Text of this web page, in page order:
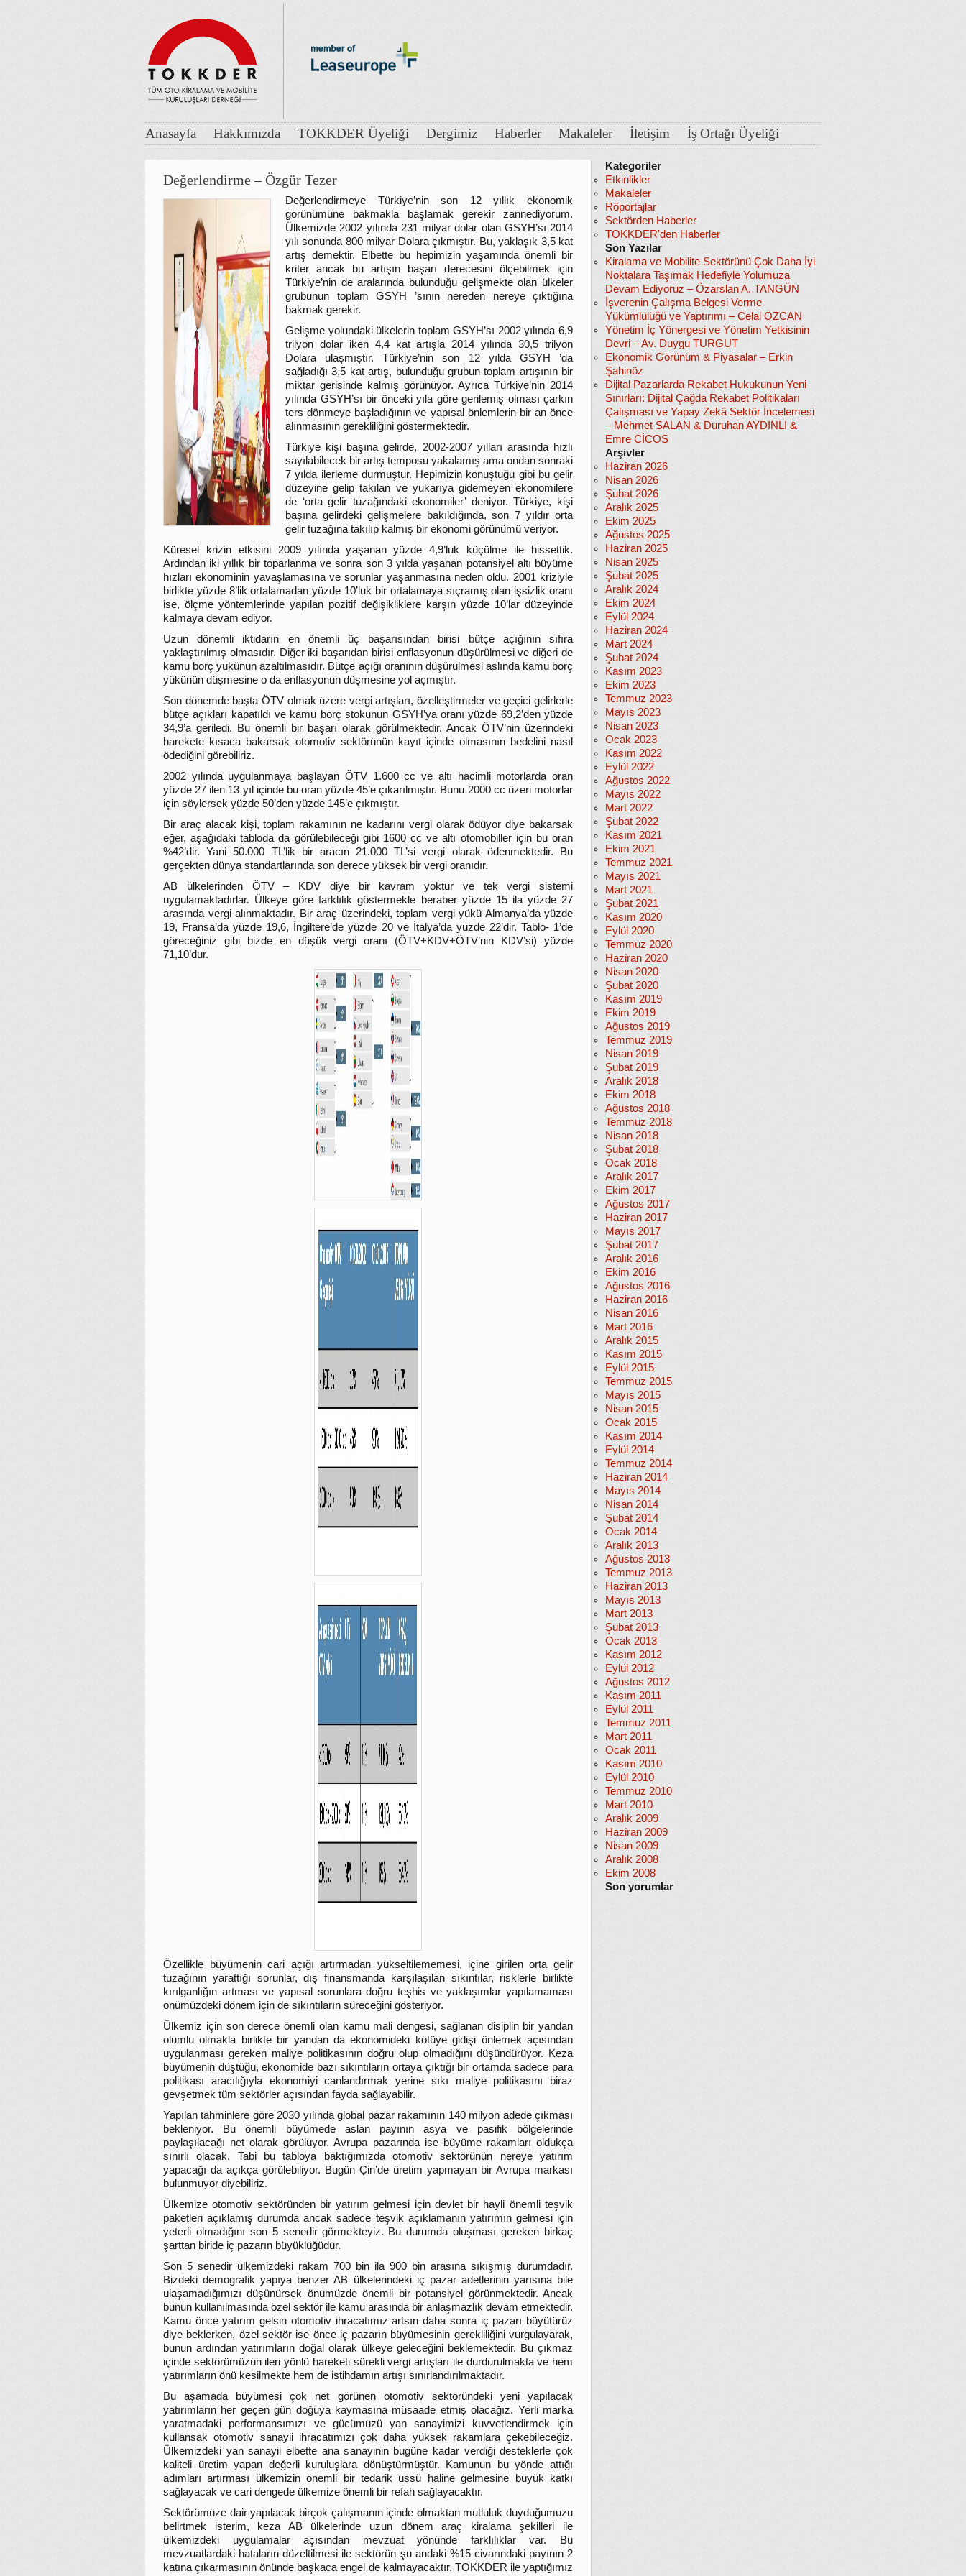
Anasayfa Hakkımızda TOKKDER Üyeliği Dergimiz Haberler Makaleler İletişim İş Ortağı Üyeliği
Değerlendirme – Özgür Tezer
Değerlendirmeye Türkiye’nin son 12 yıllık ekonomik
görünümüne bakmakla başlamak gerekir zannediyorum.
Ülkemizde 2002 yılında 231 milyar dolar olan GSYH’sı 2014
yılı sonunda 800 milyar Dolara çıkmıştır. Bu, yaklaşık 3,5 kat
artış demektir. Elbette bu hepimizin yaşamında önemli bir
kriter ancak bu artışın başarı derecesini ölçebilmek için
Türkiye’nin de aralarında bulunduğu gelişmekte olan ülkeler
grubunun toplam GSYH ’sının nereden nereye çıktığına
bakmak gerekir.
Gelişme yolundaki ülkelerin toplam GSYH’sı 2002 yılında 6,9
trilyon dolar iken 4,4 kat artışla 2014 yılında 30,5 trilyon
Dolara ulaşmıştır. Türkiye’nin son 12 yılda GSYH ’da
sağladığı 3,5 kat artış, bulunduğu grubun toplam artışının bir
miktar gerisinde kalmış görünüyor. Ayrıca Türkiye’nin 2014
yılında GSYH’sı bir önceki yıla göre gerilemiş olması çarkın
ters dönmeye başladığının ve yapısal önlemlerin bir an önce
alınmasının gerekliliğini göstermektedir.
Türkiye kişi başına gelirde, 2002-2007 yılları arasında hızlı
sayılabilecek bir artış temposu yakalamış ama ondan sonraki
7 yılda ilerleme durmuştur. Hepimizin konuştuğu gibi bu gelir
düzeyine gelip takılan ve yukarıya gidemeyen ekonomilere
de ‘orta gelir tuzağındaki ekonomiler’ deniyor. Türkiye, kişi
başına gelirdeki gelişmelere bakıldığında, son 7 yıldır orta
gelir tuzağına takılıp kalmış bir ekonomi görünümü veriyor.
Küresel krizin etkisini 2009 yılında yaşanan yüzde 4,9’luk küçülme ile hissettik.
Ardından iki yıllık bir toparlanma ve sonra son 3 yılda yaşanan potansiyel altı büyüme
hızları ekonominin yavaşlamasına ve sorunlar yaşanmasına neden oldu. 2001 kriziyle
birlikte yüzde 8’lik ortalamadan yüzde 10’luk bir ortalamaya sıçramış olan işsizlik oranı
ise, ölçme yöntemlerinde yapılan pozitif değişikliklere karşın yüzde 10’lar düzeyinde
kalmaya devam ediyor.
Uzun dönemli iktidarın en önemli üç başarısından birisi bütçe açığının sıfıra
yaklaştırılmış olmasıdır. Diğer iki başarıdan birisi enflasyonun düşürülmesi ve diğeri de
kamu borç yükünün azaltılmasıdır. Bütçe açığı oranının düşürülmesi aslında kamu borç
yükünün düşmesine o da enflasyonun düşmesine yol açmıştır.
Son dönemde başta ÖTV olmak üzere vergi artışları, özelleştirmeler ve geçici gelirlerle
bütçe açıkları kapatıldı ve kamu borç stokunun GSYH’ya oranı yüzde 69,2’den yüzde
34,9’a geriledi. Bu önemli bir başarı olarak görülmektedir. Ancak ÖTV’nin üzerindeki
harekete kısaca bakarsak otomotiv sektörünün kayıt içinde olmasının bedelini nasıl
ödediğini görebiliriz.
2002 yılında uygulanmaya başlayan ÖTV 1.600 cc ve altı hacimli motorlarda oran
yüzde 27 ilen 13 yıl içinde bu oran yüzde 45’e çıkarılmıştır. Bunu 2000 cc üzeri motorlar
için söylersek yüzde 50’den yüzde 145’e çıkmıştır.
Bir araç alacak kişi, toplam rakamının ne kadarını vergi olarak ödüyor diye bakarsak
eğer, aşağıdaki tabloda da görülebileceği gibi 1600 cc ve altı otomobiller için bu oran
%42’dir. Yani 50.000 TL’lik bir aracın 21.000 TL’si vergi olarak ödenmektedir. Bu
gerçekten dünya standartlarında son derece yüksek bir vergi oranıdır.
AB ülkelerinden ÖTV – KDV diye bir kavram yoktur ve tek vergi sistemi
uygulamaktadırlar. Ülkeye göre farklılık göstermekle beraber yüzde 15 ila yüzde 27
arasında vergi alınmaktadır. Bir araç üzerindeki, toplam vergi yükü Almanya’da yüzde
19, Fransa’da yüzde 19,6, İngiltere’de yüzde 20 ve İtalya’da yüzde 22’dir. Tablo- 1’de
göreceğiniz gibi bizde en düşük vergi oranı (ÖTV+KDV+ÖTV’nin KDV’si) yüzde
71,10’dur.
Özellikle büyümenin cari açığı artırmadan yükseltilememesi, içine girilen orta gelir
tuzağının yarattığı sorunlar, dış finansmanda karşılaşılan sıkıntılar, risklerle birlikte
kırılganlığın artması ve yapısal sorunlara doğru teşhis ve yaklaşımlar yapılamaması
önümüzdeki dönem için de sıkıntıların süreceğini gösteriyor.
Ülkemiz için son derece önemli olan kamu mali dengesi, sağlanan disiplin bir yandan
olumlu olmakla birlikte bir yandan da ekonomideki kötüye gidişi önlemek açısından
uygulanması gereken maliye politikasının doğru olup olmadığını düşündürüyor. Keza
büyümenin düştüğü, ekonomide bazı sıkıntıların ortaya çıktığı bir ortamda sadece para
politikası aracılığıyla ekonomiyi canlandırmak yerine sıkı maliye politikasını biraz
gevşetmek tüm sektörler açısından fayda sağlayabilir.
Yapılan tahminlere göre 2030 yılında global pazar rakamının 140 milyon adede çıkması
bekleniyor. Bu önemli büyümede aslan payının asya ve pasifik bölgelerinde
paylaşılacağı net olarak görülüyor. Avrupa pazarında ise büyüme rakamları oldukça
sınırlı olacak. Tabi bu tabloya baktığımızda otomotiv sektörünün nereye yatırım
yapacağı da açıkça görülebiliyor. Bugün Çin’de üretim yapmayan bir Avrupa markası
bulunmuyor diyebiliriz.
Ülkemize otomotiv sektöründen bir yatırım gelmesi için devlet bir hayli önemli teşvik
paketleri açıklamış durumda ancak sadece teşvik açıklamanın yatırımın gelmesi için
yeterli olmadığını son 5 senedir görmekteyiz. Bu durumda oluşması gereken birkaç
şarttan biride iç pazarın büyüklüğüdür.
Son 5 senedir ülkemizdeki rakam 700 bin ila 900 bin arasına sıkışmış durumdadır.
Bizdeki demografik yapıya benzer AB ülkelerindeki iç pazar adetlerinin yarısına bile
ulaşamadığımızı düşünürsek önümüzde önemli bir potansiyel görünmektedir. Ancak
bunun kullanılmasında özel sektör ile kamu arasında bir anlaşmazlık devam etmektedir.
Kamu önce yatırım gelsin otomotiv ihracatımız artsın daha sonra iç pazarı büyütürüz
diye beklerken, özel sektör ise önce iç pazarın büyümesinin gerekliliğini vurgulayarak,
bunun ardından yatırımların doğal olarak ülkeye geleceğini beklemektedir. Bu çıkmaz
içinde sektörümüzün ileri yönlü hareketi sürekli vergi artışları ile durdurulmakta ve hem
yatırımların önü kesilmekte hem de istihdamın artışı sınırlandırılmaktadır.
Bu aşamada büyümesi çok net görünen otomotiv sektöründeki yeni yapılacak
yatırımların her geçen gün doğuya kaymasına müsaade etmiş olacağız. Yerli marka
yaratmadaki performansımızı ve gücümüzü yan sanayimizi kuvvetlendirmek için
kullansak otomotiv sanayii ihracatımızı çok daha yüksek rakamlara çekebileceğiz.
Ülkemizdeki yan sanayii elbette ana sanayinin bugüne kadar verdiği desteklerle çok
kaliteli üretim yapan değerli kuruluşlara dönüştürmüştür. Kamunun bu yönde attığı
adımları artırması ülkemizin önemli bir tedarik üssü haline gelmesine büyük katkı
sağlayacak ve cari dengede ülkemize önemli bir refah sağlayacaktır.
Sektörümüze dair yapılacak birçok çalışmanın içinde olmaktan mutluluk duyduğumuzu
belirtmek isterim, keza AB ülkelerinde uzun dönem araç kiralama şekilleri ile
ülkemizdeki uygulamalar açısından mevzuat yönünde farklılıklar var. Bu
mevzuatlardaki hataların düzeltilmesi ile sektörün şu andaki %15 civarındaki payının 2
katına çıkarmasının önünde başkaca engel de kalmayacaktır. TOKKDER ile yaptığımız
Kategoriler
Etkinlikler
Makaleler
Röportajlar
Sektörden Haberler
TOKKDER'den Haberler
Son Yazılar
Kiralama ve Mobilite Sektörünü Çok Daha İyi
Noktalara Taşımak Hedefiyle Yolumuza
Devam Ediyoruz – Özarslan A. TANGÜN
İşverenin Çalışma Belgesi Verme
Yükümlülüğü ve Yaptırımı – Celal ÖZCAN
Yönetim İç Yönergesi ve Yönetim Yetkisinin
Devri – Av. Duygu TURGUT
Ekonomik Görünüm & Piyasalar – Erkin
Şahinöz
Dijital Pazarlarda Rekabet Hukukunun Yeni
Sınırları: Dijital Çağda Rekabet Politikaları
Çalışması ve Yapay Zekâ Sektör İncelemesi
– Mehmet SALAN & Duruhan AYDINLI &
Emre CİCOS
Arşivler
Haziran 2026
Nisan 2026
Şubat 2026
Aralık 2025
Ekim 2025
Ağustos 2025
Haziran 2025
Nisan 2025
Şubat 2025
Aralık 2024
Ekim 2024
Eylül 2024
Haziran 2024
Mart 2024
Şubat 2024
Kasım 2023
Ekim 2023
Temmuz 2023
Mayıs 2023
Nisan 2023
Ocak 2023
Kasım 2022
Eylül 2022
Ağustos 2022
Mayıs 2022
Mart 2022
Şubat 2022
Kasım 2021
Ekim 2021
Temmuz 2021
Mayıs 2021
Mart 2021
Şubat 2021
Kasım 2020
Eylül 2020
Temmuz 2020
Haziran 2020
Nisan 2020
Şubat 2020
Kasım 2019
Ekim 2019
Ağustos 2019
Temmuz 2019
Nisan 2019
Şubat 2019
Aralık 2018
Ekim 2018
Ağustos 2018
Temmuz 2018
Nisan 2018
Şubat 2018
Ocak 2018
Aralık 2017
Ekim 2017
Ağustos 2017
Haziran 2017
Mayıs 2017
Şubat 2017
Aralık 2016
Ekim 2016
Ağustos 2016
Haziran 2016
Nisan 2016
Mart 2016
Aralık 2015
Kasım 2015
Eylül 2015
Temmuz 2015
Mayıs 2015
Nisan 2015
Ocak 2015
Kasım 2014
Eylül 2014
Temmuz 2014
Haziran 2014
Mayıs 2014
Nisan 2014
Şubat 2014
Ocak 2014
Aralık 2013
Ağustos 2013
Temmuz 2013
Haziran 2013
Mayıs 2013
Mart 2013
Şubat 2013
Ocak 2013
Kasım 2012
Eylül 2012
Ağustos 2012
Kasım 2011
Eylül 2011
Temmuz 2011
Mart 2011
Ocak 2011
Kasım 2010
Eylül 2010
Temmuz 2010
Mart 2010
Aralık 2009
Haziran 2009
Nisan 2009
Aralık 2008
Ekim 2008
Son yorumlar